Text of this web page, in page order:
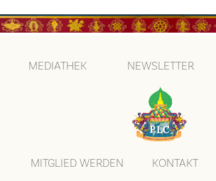
MEDIATHEK NEWSLETTER
MITGLIED WERDEN KONTAKT